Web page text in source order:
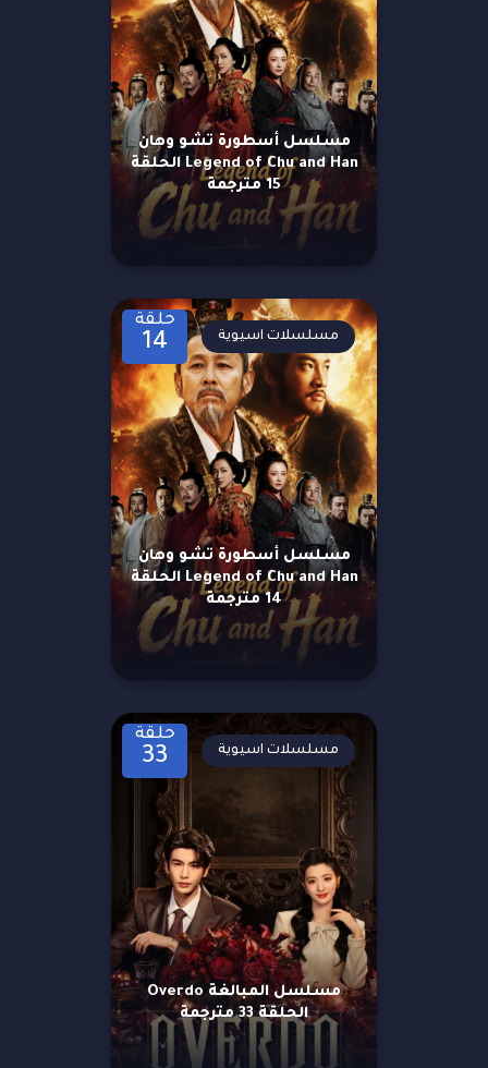
مسلسل أسطورة تشو وهان
Legend of Chu and Han الحلقة
15 مترجمة
حلقة
14
مسلسل أسطورة تشو وهان
Legend of Chu and Han الحلقة
14 مترجمة
مسلسلات اسيوية
حلقة
33
مسلسل المبالغة Overdo
الحلقة 33 مترجمة
مسلسلات اسيوية